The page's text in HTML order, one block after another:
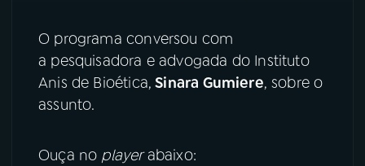
O programa conversou com
a pesquisadora e advogada do Instituto
Anis de Bioética, Sinara Gumiere, sobre o
assunto.
Ouça no playerabaixo: